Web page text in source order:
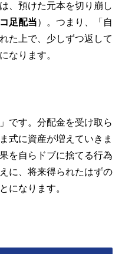
、預けた元本を切り崩し
足配当）。つまり、「自
た上で、少しずつ返して
なります。
です。分配金を受け取ら
式に資産が増えていきま
を自らドブに捨てる行為
に、将来得られたはずの
になります。